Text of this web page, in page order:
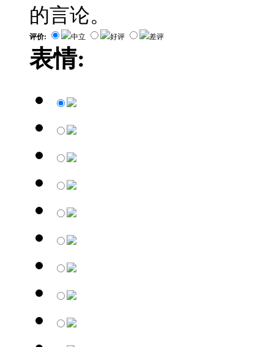
的言论。
评价: 中立 好评 差评
表情: